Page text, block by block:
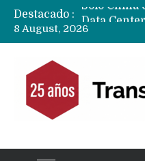
Destacado :
8 August, 2026